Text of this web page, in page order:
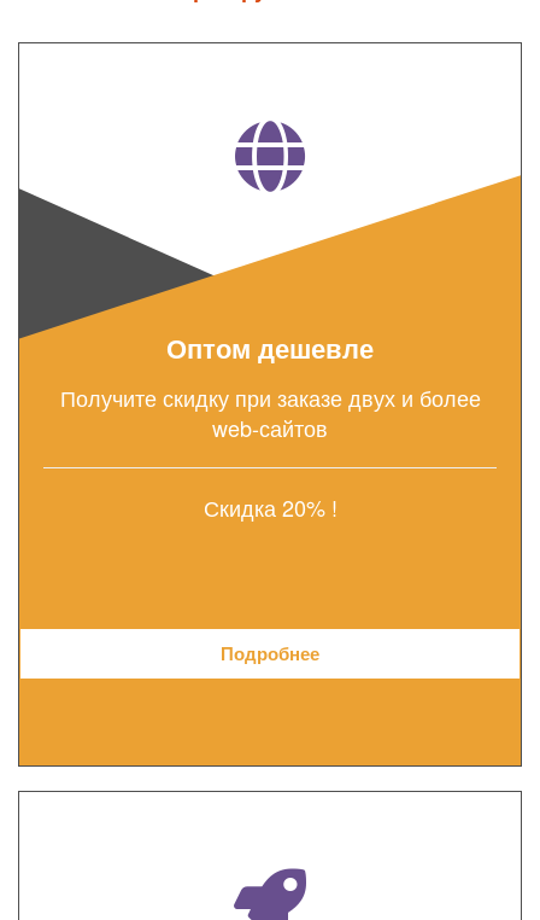
Оптом дешевле
Получите скидку при заказе двух и более
web-сайтов
Скидка 20% !
Подробнее